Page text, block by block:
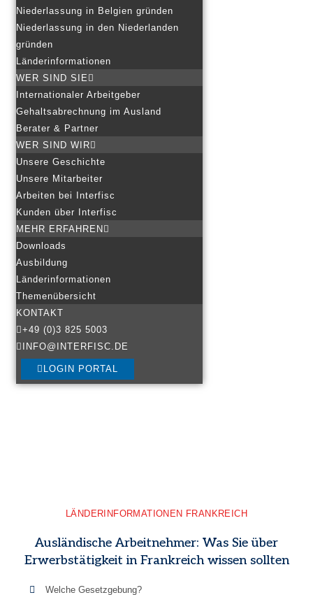
Niederlassung in Belgien gründen
Niederlassung in den Niederlanden
gründen
Länderinformationen
WER SIND SIE
Internationaler Arbeitgeber
Gehaltsabrechnung im Ausland
Berater & Partner
WER SIND WIR
Unsere Geschichte
Unsere Mitarbeiter
Arbeiten bei Interfisc
Kunden über Interfisc
MEHR ERFAHREN
Downloads
Ausbildung
Länderinformationen
Themenübersicht
KONTAKT
+49 (0)3 825 5003
INFO@INTERFISC.DE
LOGIN PORTAL
LÄNDERINFORMATIONEN FRANKREICH
Ausländische Arbeitnehmer: Was Sie über
Erwerbstätigkeit in Frankreich wissen sollten
Welche Gesetzgebung?